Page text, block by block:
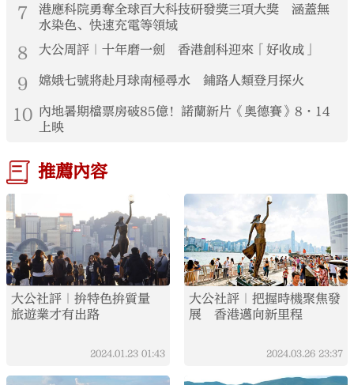
7
港應科院勇奪全球百大科技研發獎三項大獎 涵蓋無
水染色、快速充電等領域
8 大公周評｜十年磨一劍 香港創科迎來「好收成」
9 嫦娥七號將赴月球南極尋水 鋪路人類登月探火
10 內地暑期檔票房破85億！諾蘭新片《奧德賽》8·14
上映
推薦內容
大公社評｜拚特色拚質量
旅遊業才有出路
2024.01.23 01:43
大公社評｜把握時機聚焦發
展 香港邁向新里程
2024.03.26 23:37